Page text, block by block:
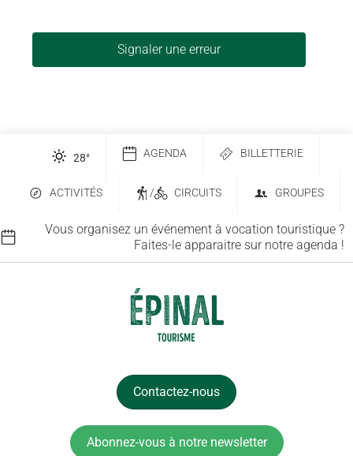
Signaler une erreur
28° AGENDA BILLETTERIE
ACTIVITÉS / CIRCUITS GROUPES
Vous organisez un événement à vocation touristique ?
Faites-le apparaitre sur notre agenda !
Contactez-nous
Abonnez-vous à notre newsletter